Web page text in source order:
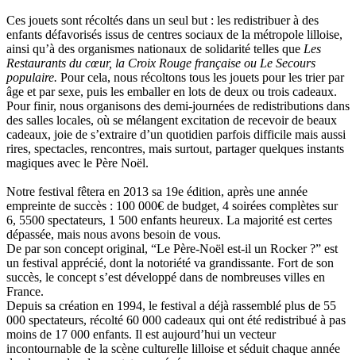
Ces jouets sont récoltés dans un seul but : les redistribuer à des
enfants défavorisés issus de centres sociaux de la métropole lilloise,
ainsi qu’à des organismes nationaux de solidarité telles que Les
Restaurants du cœur, la Croix Rouge française ou Le Secours
populaire. Pour cela, nous récoltons tous les jouets pour les trier par
âge et par sexe, puis les emballer en lots de deux ou trois cadeaux.
Pour finir, nous organisons des demi-journées de redistributions dans
des salles locales, où se mélangent excitation de recevoir de beaux
cadeaux, joie de s’extraire d’un quotidien parfois difficile mais aussi
rires, spectacles, rencontres, mais surtout, partager quelques instants
magiques avec le Père Noël.
Notre festival fêtera en 2013 sa 19e édition, après une année
empreinte de succès : 100 000€ de budget, 4 soirées complètes sur
6, 5500 spectateurs, 1 500 enfants heureux. La majorité est certes
dépassée, mais nous avons besoin de vous.
De par son concept original, “Le Père-Noël est-il un Rocker ?” est
un festival apprécié, dont la notoriété va grandissante. Fort de son
succès, le concept s’est développé dans de nombreuses villes en
France.
Depuis sa création en 1994, le festival a déjà rassemblé plus de 55
000 spectateurs, récolté 60 000 cadeaux qui ont été redistribué à pas
moins de 17 000 enfants. Il est aujourd’hui un vecteur
incontournable de la scène culturelle lilloise et séduit chaque année